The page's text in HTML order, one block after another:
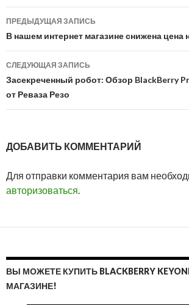
Навигация
по
записям
ПРЕДЫДУЩАЯ ЗАПИСЬ
В нашем интернет магазине снижена цена
СЛЕДУЮЩАЯ ЗАПИСЬ
Засекреченный робот: Обзор BlackBerry
от Реваза Резо
ДОБАВИТЬ КОММЕНТАРИЙ
Для отправки комментария вам
авторизоваться.
ВЫ МОЖЕТЕ КУПИТЬ BLACKBERRY
МАГАЗИНЕ!